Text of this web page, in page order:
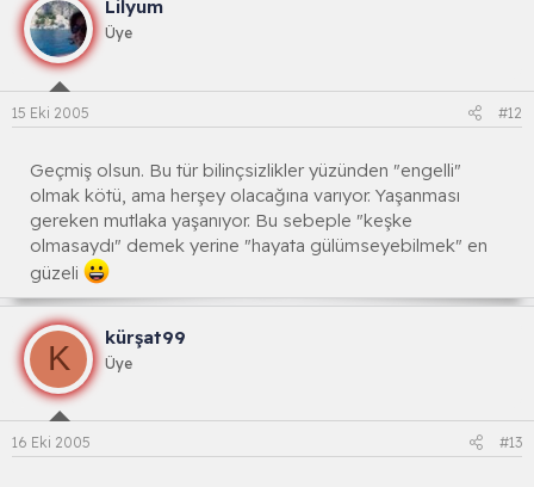
Lilyum
Üye
15 Eki 2005 #12
Geçmiş olsun. Bu tür bilinçsizlikler yüzünden "engelli"
olmak kötü, ama herşey olacağına varıyor. Yaşanması
gereken mutlaka yaşanıyor. Bu sebeple "keşke
olmasaydı" demek yerine "hayata gülümseyebilmek" en
güzeli
K
kürşat99
Üye
16 Eki 2005 #13